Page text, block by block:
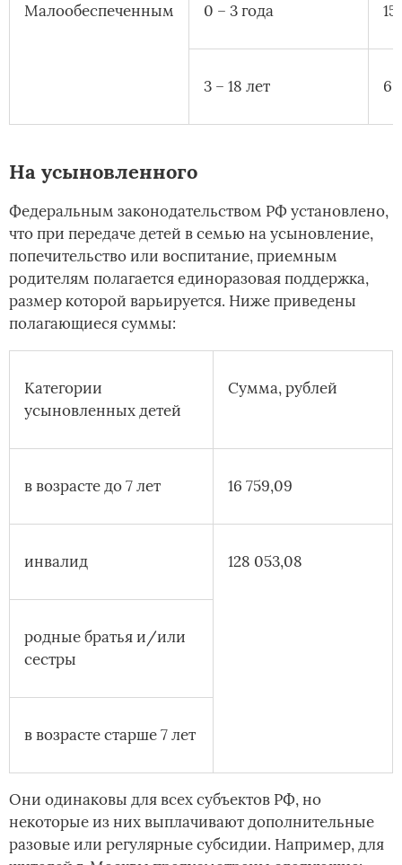
Малообеспеченным­ 0 – 3 года
3 – 18 лет 6
На усыновленного
Федеральным законодательством РФ установлено,
что при передаче детей в семью на усыновление,
попечительство или воспитание, приемным
родителям полагается единоразовая поддержка,
размер которой варьируется. Ниже приведены
полагающиеся суммы:
Категории
усыновленных детей
Сумма, рублей
в возрасте до 7 лет 16 759,09
инвалид 128 053,08
родные братья и/или
сестры
в возрасте старше 7 лет
Они одинаковы для всех субъектов РФ, но
некоторые из них выплачивают дополнительные
разовые или регулярные субсидии. Например, для